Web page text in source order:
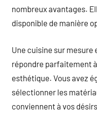
nombreux avantages.
disponible de manière
Une cuisine sur
répondre parfaitement
esthétique. Vous avez
sélectionner les
conviennent à vos